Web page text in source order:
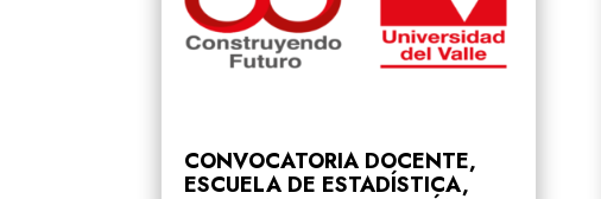
CONVOCATORIA DOCENTE,
ESCUELA DE ESTADÍSTICA,